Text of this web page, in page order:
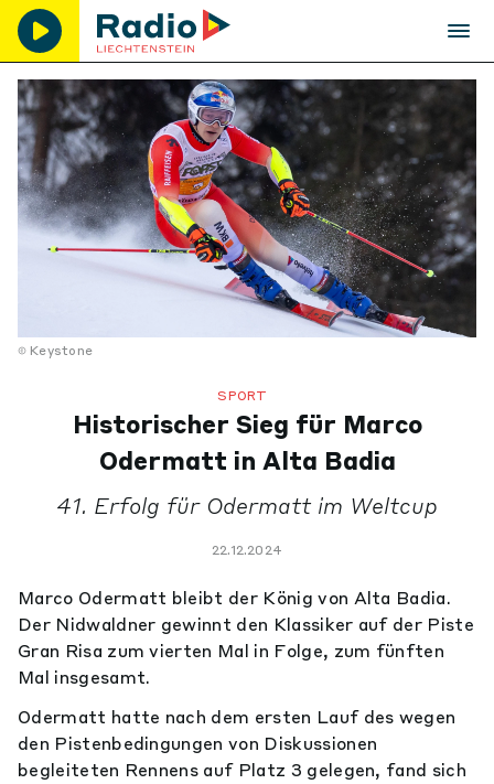
Keystone
SPORT
Historischer Sieg für Marco
Odermatt in Alta Badia
41. Erfolg für Odermatt im Weltcup
22.12.2024
Marco Odermatt bleibt der König von Alta Badia.
Der Nidwaldner gewinnt den Klassiker auf der Piste
Gran Risa zum vierten Mal in Folge, zum fünften
Mal insgesamt.
Odermatt hatte nach dem ersten Lauf des wegen
den Pistenbedingungen von Diskussionen
begleiteten Rennens auf Platz 3 gelegen, fand sich